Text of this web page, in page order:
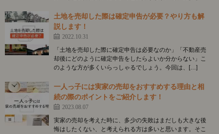
土地を売却した際は確定申告が必要？やり方も解
説します！
2022.10.31
「土地を売却した際に確定申告は必要なのか」「不動産売
却後にどのように確定申告をしたらよいか分からない」こ
のような方が多くいらっしゃるでしょう。今回は、[…]
一人っ子には実家の売却をおすすめする理由と相
続の際のポイントをご紹介します！
2023.08.07
実家の売却を考えた時に、多少の失敗はまだしも大きな後
悔はしたくない、と考えられる方は多いと思います。そこ